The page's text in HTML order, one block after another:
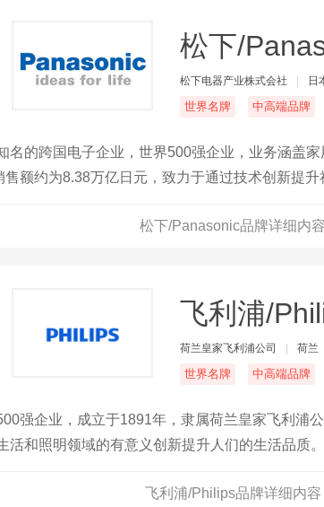
松下/
松下电器产业株式会社 日
世界名牌 中高端品牌
名的跨国电子企业，世界500强企业，业务涵盖
额约为8.38万亿日元，致力于通过技术创新提升
松下/Panasonic品牌详细内
飞利浦/
荷兰皇家飞利浦公司 荷兰
世界名牌 中高端品牌
强企业，成立于1891年，隶属荷兰皇家飞利浦
活和照明领域的有意义创新提升人们的生活品质
飞利浦/Philips品牌详细内